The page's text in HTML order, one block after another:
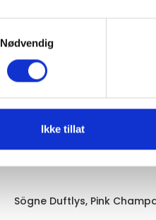
Nødvendig
Ikke tillat
Sögne Duftlys, Pink